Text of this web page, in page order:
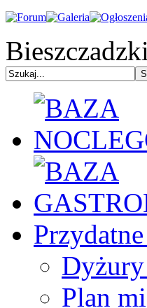
Plan